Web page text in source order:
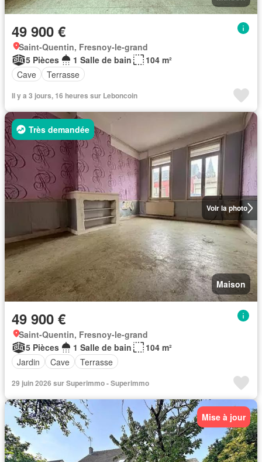
49 900 €
Saint-Quentin, Fresnoy-le-grand
5 Pièces
1 Salle de bain
104 m²
Cave
Terrasse
Il y a 3 jours, 16 heures sur Leboncoin
Voir la photo
Très demandée
Maison
49 900 €
Saint-Quentin, Fresnoy-le-grand
5 Pièces
1 Salle de bain
104 m²
Jardin
Cave Terrasse
29 juin 2026 sur Superimmo - Superimmo
Mise à jour